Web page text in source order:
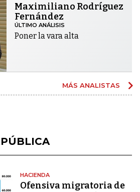
Maximiliano Rodríguez
Fernández
ÚLTIMO ANÁLISIS
Poner la vara alta
MÁS ANALISTAS
HACIENDA
Ofensiva migratoria de